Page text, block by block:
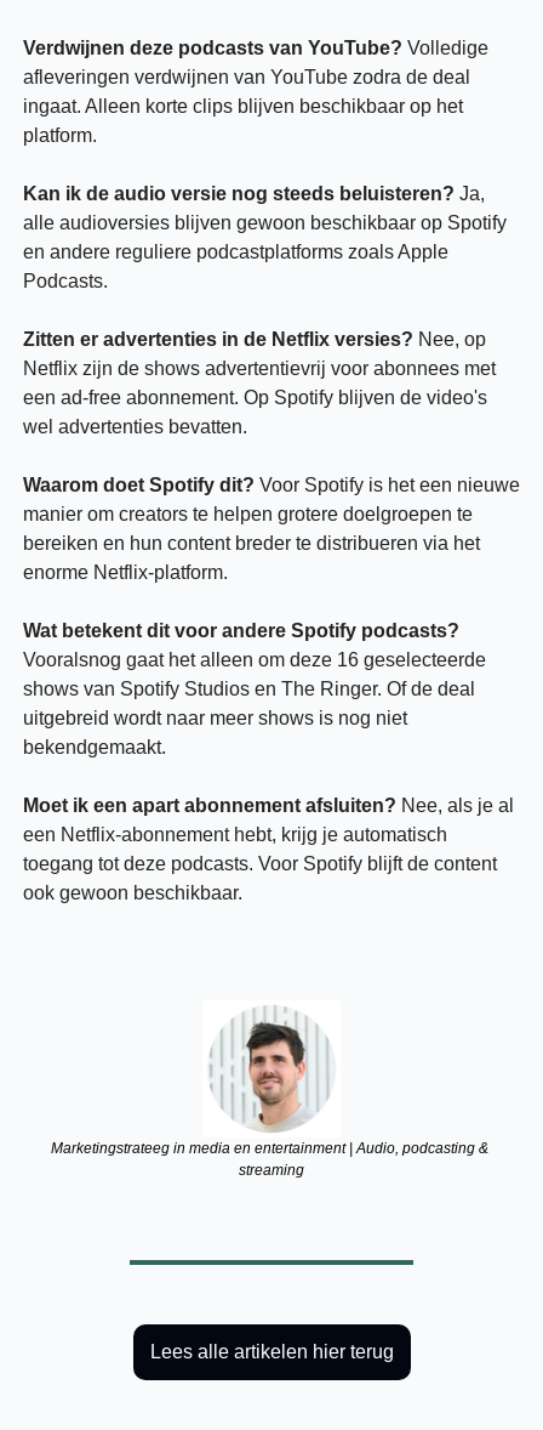
Verdwijnen deze podcasts van YouTube? Volledige
afleveringen verdwijnen van YouTube zodra de deal
ingaat. Alleen korte clips blijven beschikbaar op het
platform.
Kan ik de audio versie nog steeds beluisteren? Ja,
alle audioversies blijven gewoon beschikbaar op Spotify
en andere reguliere podcastplatforms zoals Apple
Podcasts.
Zitten er advertenties in de Netflix versies? Nee, op
Netflix zijn de shows advertentievrij voor abonnees met
een ad-free abonnement. Op Spotify blijven de video's
wel advertenties bevatten.
Waarom doet Spotify dit? Voor Spotify is het een nieuwe
manier om creators te helpen grotere doelgroepen te
bereiken en hun content breder te distribueren via het
enorme Netflix-platform.
Wat betekent dit voor andere Spotify podcasts?
Vooralsnog gaat het alleen om deze 16 geselecteerde
shows van Spotify Studios en The Ringer. Of de deal
uitgebreid wordt naar meer shows is nog niet
bekendgemaakt.
Moet ik een apart abonnement afsluiten? Nee, als je al
een Netflix-abonnement hebt, krijg je automatisch
toegang tot deze podcasts. Voor Spotify blijft de content
ook gewoon beschikbaar.
Marketingstrateeg in media en entertainment | Audio, podcasting &
streaming
Lees alle artikelen hier terug